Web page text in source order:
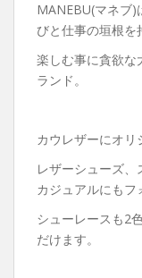
MANEBU(マネブ)
びと仕事の垣根を
楽しむ事に貪欲な
ランド。
カウレザーにオリ
レザーシューズ、
カジュアルにもフ
シューレースも2
だけます。